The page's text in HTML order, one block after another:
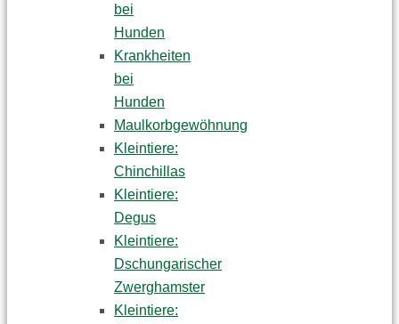
bei
Hunden
Krankheiten
bei
Hunden
Maulkorbgewöhnung
Kleintiere:
Chinchillas
Kleintiere:
Degus
Kleintiere:
Dschungarischer
Zwerghamster
Kleintiere: